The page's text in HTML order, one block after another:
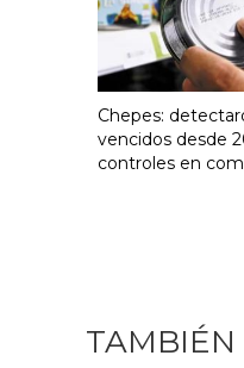
Chepes:
vencidos desde
controles en
TAMBIÉN